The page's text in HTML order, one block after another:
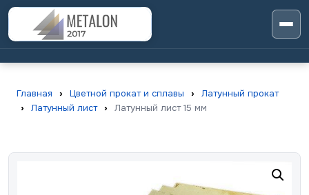
Главная › Цветной прокат и сплавы ›
Латунный прокат
›
Латунный лист › Латунный лист 15 мм